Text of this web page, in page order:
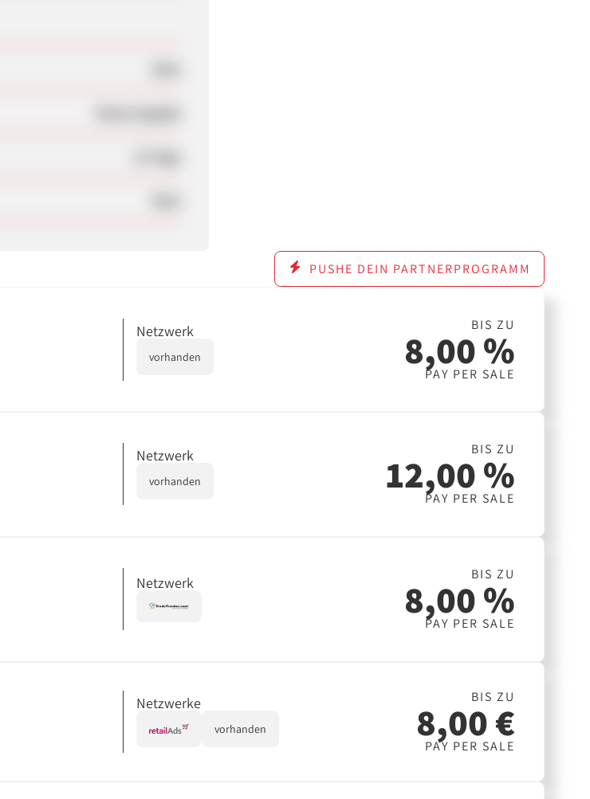
PUSHE DEIN PARTNERPROGRAMM
Netzwerk
vorhanden
BIS ZU
8,00 %
PAY PER SALE
Netzwerk
vorhanden
BIS ZU
12,00 %
PAY PER SALE
Netzwerk BIS ZU
8,00 %
PAY PER SALE
Netzwerke
vorhanden
BIS ZU
8,00 €
PAY PER SALE